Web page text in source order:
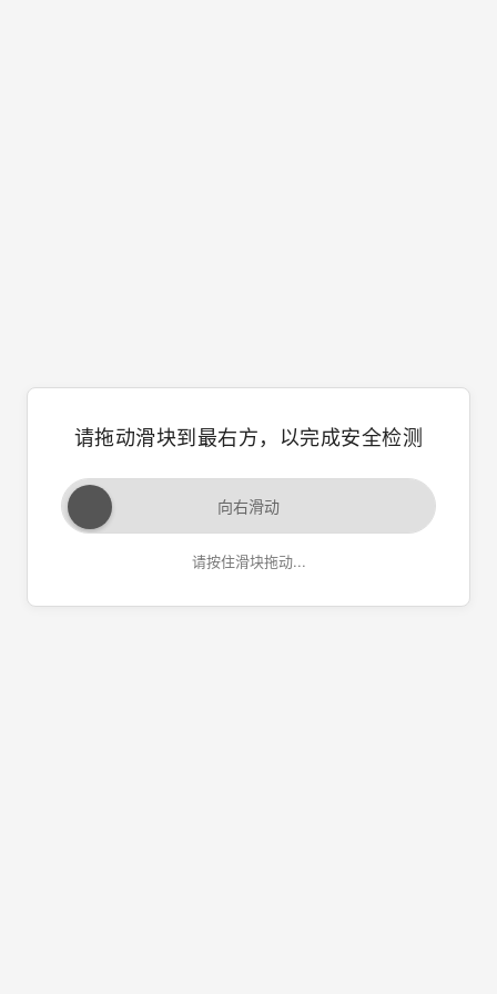
请拖动滑块到最右方，以完成安全检测
向右滑动
请按住滑块拖动...